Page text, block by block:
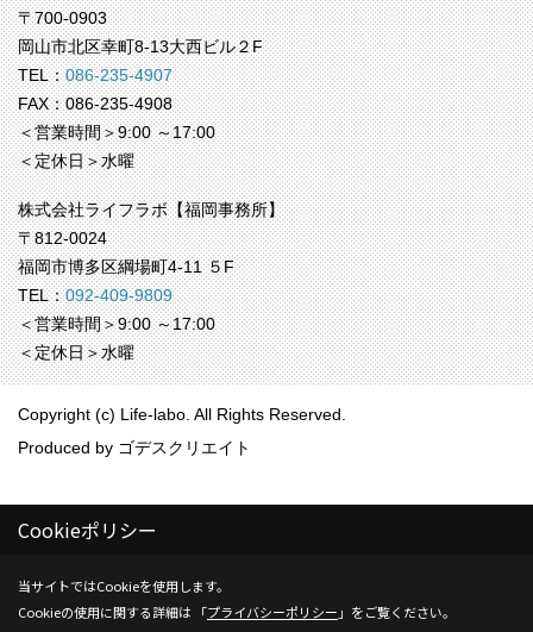
〒700-0903
岡山市北区幸町8-13大西ビル２F
TEL：086-235-4907
FAX：086-235-4908
＜営業時間＞9:00 ～17:00
＜定休日＞水曜
株式会社ライフラボ【福岡事務所】
〒812-0024
福岡市博多区綱場町4-11 ５F
TEL：092-409-9809
＜営業時間＞9:00 ～17:00
＜定休日＞水曜
Copyright (c) Life-labo. All Rights Reserved.
Produced by ゴデスクリエイト
Cookieポリシー
当サイトではCookieを使用します。
Cookieの使用に関する詳細は 「プライバシーポリシー 」をご覧ください。